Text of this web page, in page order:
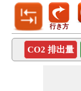
行き方
CO2 排出量